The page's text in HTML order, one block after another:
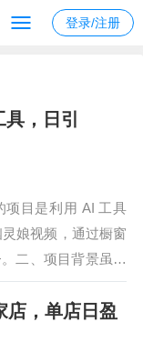
登录/注册
，日引
项目是利用 AI 工具
娘视频，通过橱窗
二、项目背景虽然
相关的 cosplay 在
火热，网络上此类
店，单店日盈